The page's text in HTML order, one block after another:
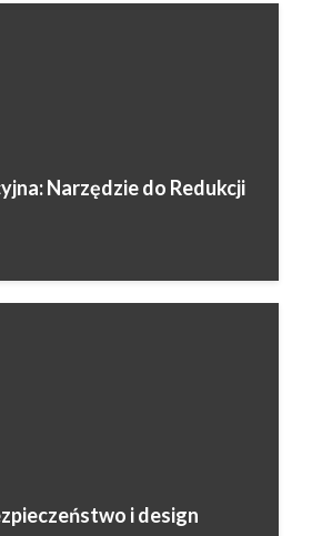
Narzędzie do Redukcji
i design